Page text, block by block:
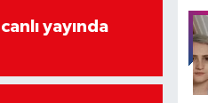
yayında